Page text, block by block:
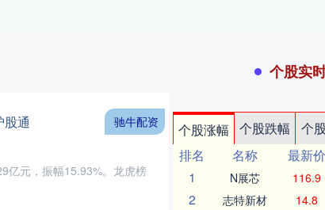
通
亿元，振幅15.93%。龙虎榜
驰牛配资
个股实
个股涨幅 个股跌幅 个
排名
名称 最新价
1
N展芯 116.9
2 志特新材 14.8